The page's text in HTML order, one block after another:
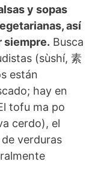
y sopas
así
siempre. Busca
(sùshí, 素
están
hay en
tofu ma po
cerdo), el
verduras